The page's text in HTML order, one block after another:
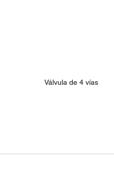
Válvula de 4 vías